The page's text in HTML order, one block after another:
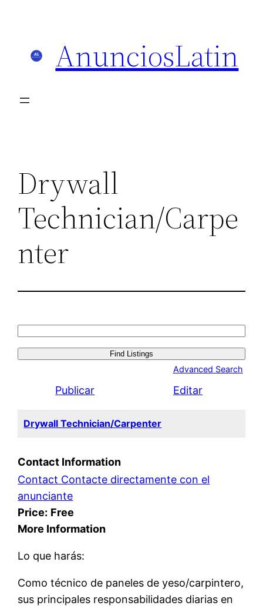
AnunciosLatin
Drywall
Technician/Carpe
nter
Search
for:
Advanced Search
Publicar Editar
Drywall Technician/Carpenter
Contact Information
Contact Contacte directamente con el
anunciante
Price: Free
More Information
Lo que harás:
Como técnico de paneles de yeso/carpintero,
sus principales responsabilidades diarias en